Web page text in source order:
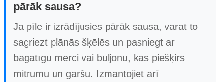
pārāk sausa?
Ja pīle ir izrādījusies pārāk sausa, varat to
sagriezt plānās šķēlēs un pasniegt ar
bagātīgu mērci vai buljonu, kas piešķirs
mitrumu un garšu. Izmantojiet arī